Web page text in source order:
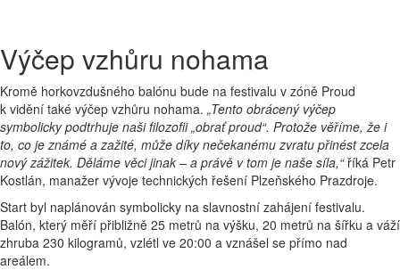
Výčep vzhůru nohama
Kromě horkovzdušného balónu bude na festivalu v zóně Proud
k vidění také výčep vzhůru nohama. „Tento obrácený výčep
symbolicky podtrhuje naši filozofii „obrať proud“. Protože věříme, že i
to, co je známé a zažité, může díky nečekanému zvratu přinést zcela
nový zážitek. Děláme věci jinak – a právě v tom je naše síla,“říká Petr
Kostlán, manažer vývoje technických řešení Plzeňského Prazdroje.
Start byl naplánován symbolicky na slavnostní zahájení festivalu.
Balón, který měří přibližně 25 metrů na výšku, 20 metrů na šířku a váží
zhruba 230 kilogramů, vzlétl ve 20:00 a vznášel se přímo nad
areálem.